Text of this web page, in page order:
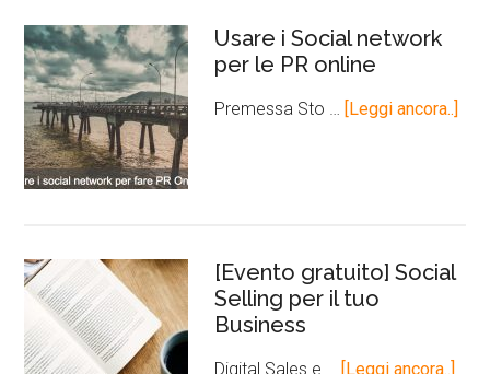
Usare i Social network
per le PR online
Premessa Sto … [Leggi ancora..]
[Evento gratuito] Social
Selling per il tuo
Business
Digital Sales e … [Leggi ancora..]